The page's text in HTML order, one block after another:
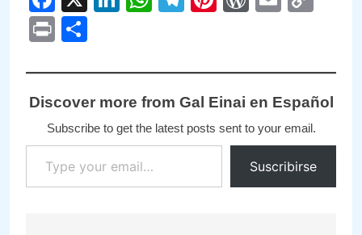
Print
Discover more from Gal Einai en Español
Subscribe to get the latest posts sent to your email.
Type your email…
Suscribirse